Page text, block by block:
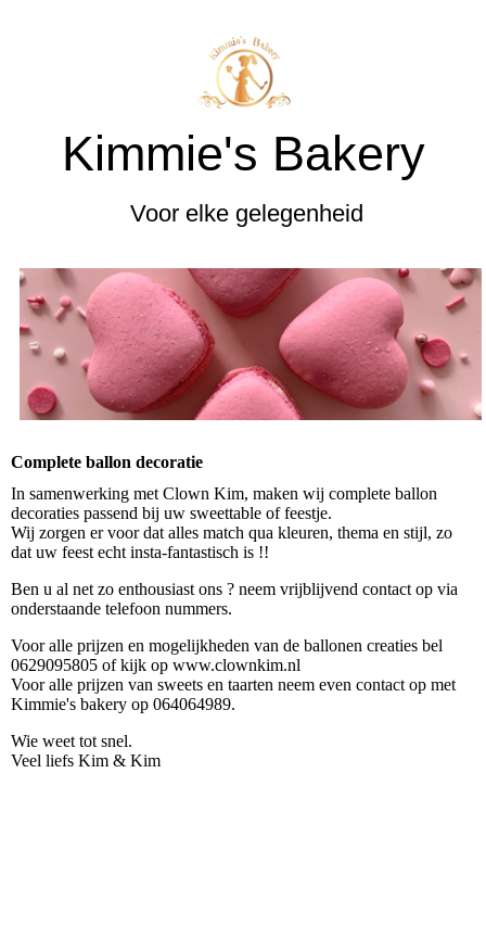
Kimmie's Bakery
Voor elke gelegenheid
Complete ballon decoratie
In samenwerking met Clown Kim, maken wij complete ballon
decoraties passend bij uw sweettable of feestje.
Wij zorgen er voor dat alles match qua kleuren, thema en stijl, zo
dat uw feest echt insta-fantastisch is !!
Ben u al net zo enthousiast ons ? neem vrijblijvend contact op via
onderstaande telefoon nummers.
Voor alle prijzen en mogelijkheden van de ballonen creaties bel
0629095805 of kijk op www.clownkim.nl
Voor alle prijzen van sweets en taarten neem even contact op met
Kimmie's bakery op 064064989.
Wie weet tot snel.
Veel liefs Kim & Kim